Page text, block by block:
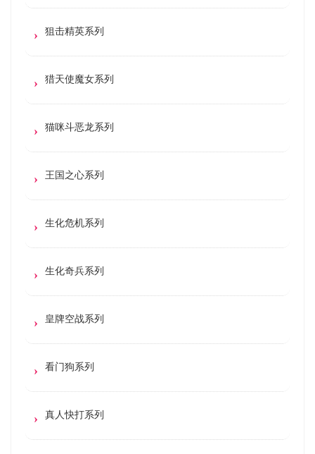
狙击精英系列
猎天使魔女系列
猫咪斗恶龙系列
王国之心系列
生化危机系列
生化奇兵系列
皇牌空战系列
看门狗系列
真人快打系列